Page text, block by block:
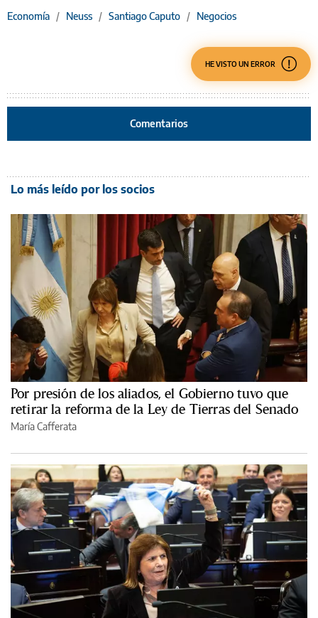
Economía / Neuss / Santiago Caputo / Negocios
HE VISTO UN ERROR
Comentarios
Lo más leído por los socios
Por presión de los aliados, el Gobierno tuvo que
retirar la reforma de la Ley de Tierras del Senado
María Cafferata